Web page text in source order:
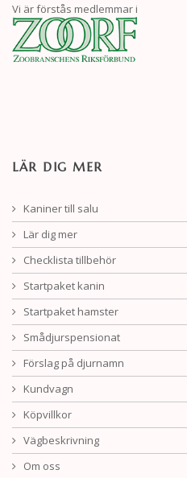
Vi är förstås medlemmar i
LÄR DIG MER
Kaniner till salu
Lär dig mer
Checklista tillbehör
Startpaket kanin
Startpaket hamster
Smådjurspensionat
Förslag på djurnamn
Kundvagn
Köpvillkor
Vägbeskrivning
Om oss